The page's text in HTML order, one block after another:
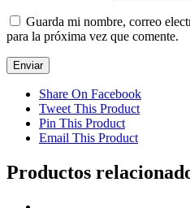
Guarda mi nombre, correo
para la próxima vez que comente.
Share On Facebook
Tweet This Product
Pin This Product
Email This Product
Productos